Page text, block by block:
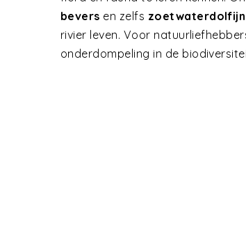
bevers en zelfs
rivier leven. Voor
onderdompeling in de